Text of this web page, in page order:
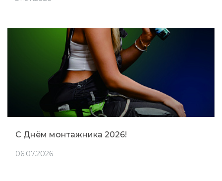
С Днём монтажника 2026!
06.07.2026